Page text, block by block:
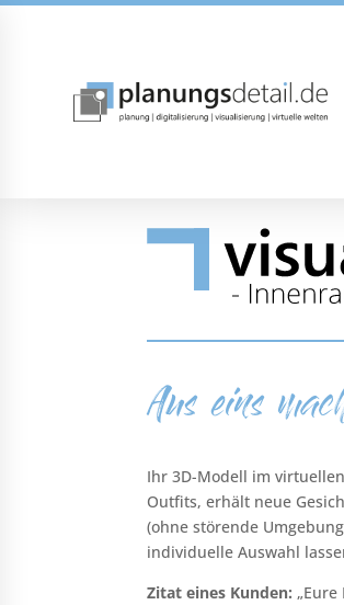
Aus eins
Ihr 3D-Modell im
Outfits, erhält neue
(ohne störende
individuelle Auswahl
Zitat eines Kunden: